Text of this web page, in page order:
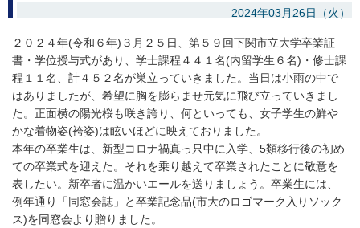
2024年03月26日（火）
２０２４年(令和６年)３月２５日、第５９回下関市立大学卒業証
書・学位授与式があり、学士課程４４１名(内留学生６名)・修士課
程１１名、計４５２名が巣立っていきました。当日は小雨の中で
はありましたが、希望に胸を膨らませ元気に飛び立っていきまし
た。正面横の陽光桜も咲き誇り、何といっても、女子学生の鮮や
かな着物姿(袴姿)は眩いほどに映えておりました。
本年の卒業生は、新型コロナ禍真っ只中に入学、5類移行後の初め
ての卒業式を迎えた。それを乗り越えて卒業されたことに敬意を
表したい。新卒者に温かいエールを送りましょう。卒業生には、
例年通り「同窓会誌」と卒業記念品(市大のロゴマーク入りソック
ス)を同窓会より贈りました。